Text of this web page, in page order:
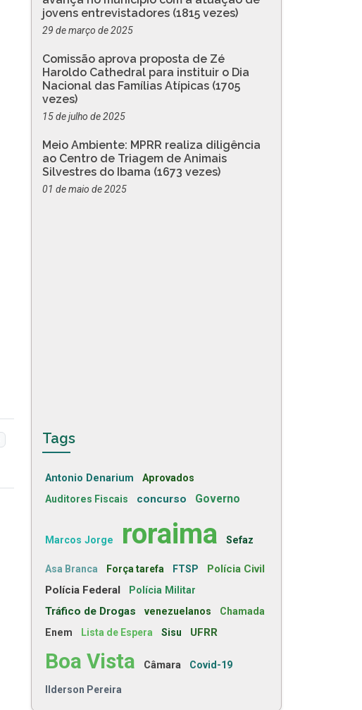
jovens entrevistadores (1815 vezes)
29 de março de 2025
Comissão aprova proposta de Zé
Haroldo Cathedral para instituir o Dia
Nacional das Famílias Atípicas (1705
vezes)
15 de julho de 2025
Meio Ambiente: MPRR realiza diligência
ao Centro de Triagem de Animais
Silvestres do Ibama (1673 vezes)
01 de maio de 2025
Tags
Antonio Denarium Aprovados
Auditores Fiscais concurso Governo
Marcos Jorge roraima Sefaz
Asa Branca Força tarefa FTSP
Polícia Civil
Polícia Federal
Polícia Militar
Tráfico de Drogas venezuelanos
Chamada
Enem
Lista de Espera Sisu UFRR
Boa Vista Câmara Covid-19
Ilderson Pereira